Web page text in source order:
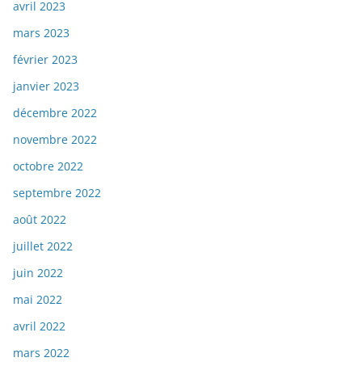
avril 2023
mars 2023
février 2023
janvier 2023
décembre 2022
novembre 2022
octobre 2022
septembre 2022
août 2022
juillet 2022
juin 2022
mai 2022
avril 2022
mars 2022